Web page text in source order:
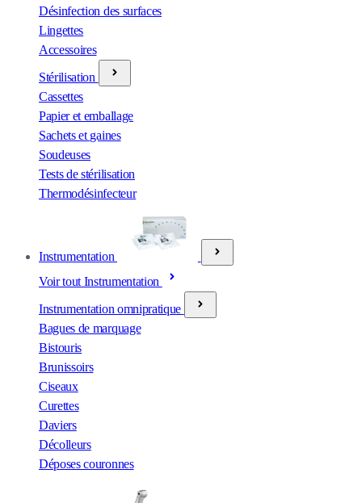
Désinfection des surfaces
Lingettes
Accessoires
Stérilisation
Cassettes
Papier et emballage
Sachets et gaines
Soudeuses
Tests de stérilisation
Thermodésinfecteur
Instrumentation
Voir tout Instrumentation
Instrumentation omnipratique
Bagues de marquage
Bistouris
Brunissoirs
Ciseaux
Curettes
Daviers
Décolleurs
Déposes couronnes